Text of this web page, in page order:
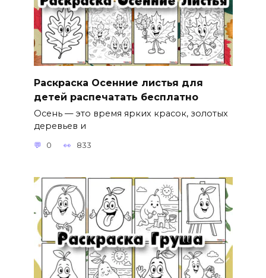
Раскраска Осенние листья для
детей распечатать бесплатно
Осень — это время ярких красок, золотых
деревьев и
0 833